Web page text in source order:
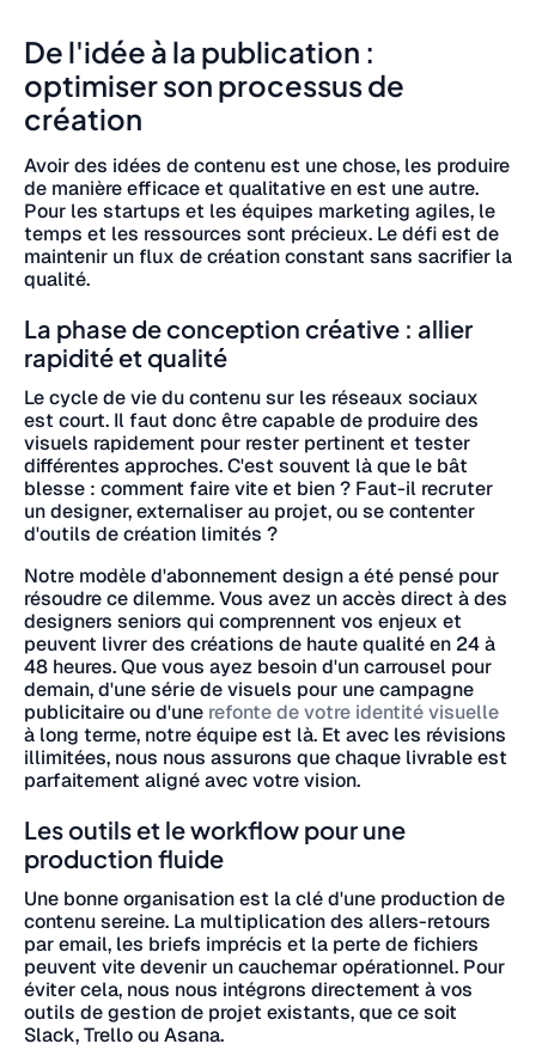
De l'idée à la publication :
optimiser son processus de
création
Avoir des idées de contenu est une chose, les produire
de manière efficace et qualitative en est une autre.
Pour les startups et les équipes marketing agiles, le
temps et les ressources sont précieux. Le défi est de
maintenir un flux de création constant sans sacrifier la
qualité.
La phase de conception créative : allier
rapidité et qualité
Le cycle de vie du contenu sur les réseaux sociaux
est court. Il faut donc être capable de produire des
visuels rapidement pour rester pertinent et tester
différentes approches. C'est souvent là que le bât
blesse : comment faire vite et bien ? Faut-il recruter
un designer, externaliser au projet, ou se contenter
d'outils de création limités ?
Notre modèle d'abonnement design a été pensé pour
résoudre ce dilemme. Vous avez un accès direct à des
designers seniors qui comprennent vos enjeux et
peuvent livrer des créations de haute qualité en 24 à
48 heures. Que vous ayez besoin d'un carrousel pour
demain, d'une série de visuels pour une campagne
publicitaire ou d'une refonte de votre identité visuelle
à long terme, notre équipe est là. Et avec les révisions
illimitées, nous nous assurons que chaque livrable est
parfaitement aligné avec votre vision.
Les outils et le workflow pour une
production fluide
Une bonne organisation est la clé d'une production de
contenu sereine. La multiplication des allers-retours
par email, les briefs imprécis et la perte de fichiers
peuvent vite devenir un cauchemar opérationnel. Pour
éviter cela, nous nous intégrons directement à vos
outils de gestion de projet existants, que ce soit
Slack, Trello ou Asana.